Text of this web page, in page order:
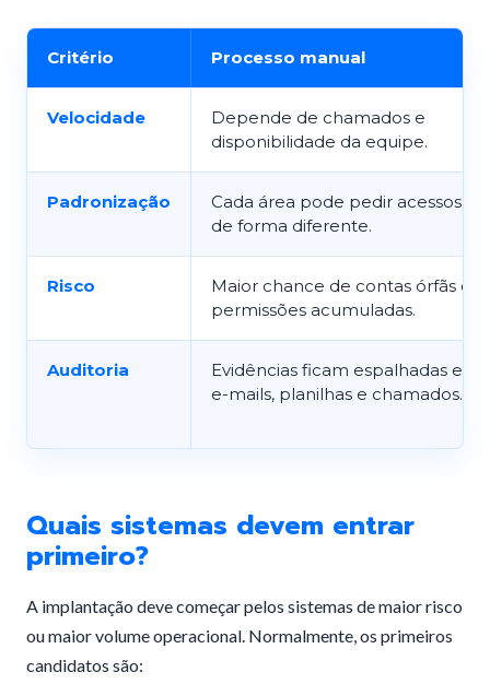
Critério Processo manual
Velocidade
Depende de chamados e
disponibilidade da equipe.
Padronização
Cada área pode pedir acessos
de forma diferente.
Risco
Maior chance de contas órfãs e
permissões acumuladas.
Auditoria
Evidências ficam espalhadas em
e-mails, planilhas e chamados.
Quais sistemas devem entrar
primeiro?
A implantação deve começar pelos sistemas de maior risco
ou maior volume operacional. Normalmente, os primeiros
candidatos são: